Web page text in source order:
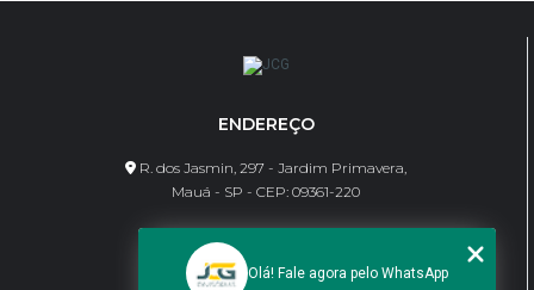
ENDEREÇO
R. dos Jasmin, 297 - Jardim Primavera,
Mauá - SP - CEP: 09361-220
CONTATO
Olá! Fale agora pelo WhatsApp